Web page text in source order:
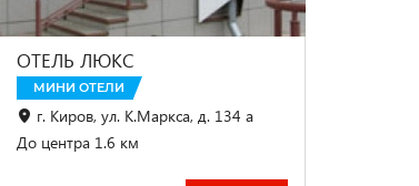
ОТЕЛЬ ЛЮКС
МИНИ ОТЕЛИ
г. Киров, ул. К.Маркса, д. 134 а
До центра 1.6 км